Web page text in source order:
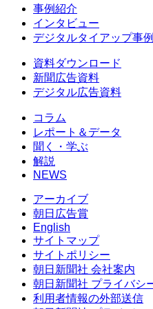
事例紹介
インタビュー
デジタルタイアップ事例
資料ダウンロード
新聞広告資料
デジタル広告資料
コラム
レポート＆データ
聞く・学ぶ
解説
NEWS
アーカイブ
朝日広告賞
English
サイトマップ
サイトポリシー
朝日新聞社 会社案内
朝日新聞社 プライバシ
利用者情報の外部送信